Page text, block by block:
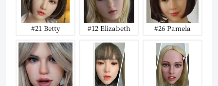
#21 Betty #12 Elizabeth #26 Pamela